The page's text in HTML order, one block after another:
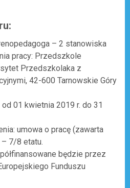
– 2 stanowiska
pracy: Przedszkole
Przedszkolaka z
42-600 Tarnowskie Góry
01 kwietnia 2019 r. do 31
umowa o pracę (zawarta
7/8 etatu.
będzie przez
Funduszu